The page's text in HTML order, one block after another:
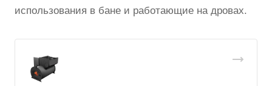
использования в бане и работающие на дровах.